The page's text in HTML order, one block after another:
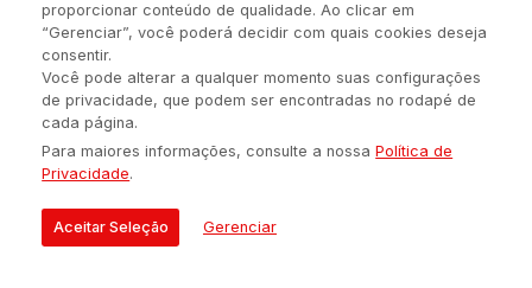
Política de privacidade Configuração de Cookies Quem Somos
É proibida a reprodução do conteúdo desta página em qualquer
meio de comunicação, eletrônico ou impreso, sem autorização
escrita de Auonline Comunicação Eireli.
© 2026 AUONLINE COMUNICAÇÃO EIRELI - CNPJ: 17.375.200/0001-
21
proporcionar conteúdo de qualidade. Ao clicar em
“Gerenciar”, você poderá decidir com quais cookies deseja
consentir.
Você pode alterar a qualquer momento suas configurações
de privacidade, que podem ser encontradas no rodapé de
cada página.
Para maiores informações, consulte a nossaPolítica de
Privacidade.
Aceitar Seleção Gerenciar